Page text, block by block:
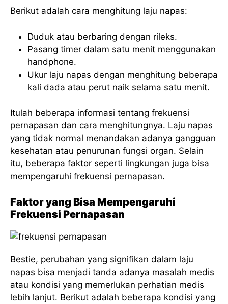
Berikut adalah cara menghitung laju napas:
Duduk atau berbaring dengan rileks.
Pasang timer dalam satu menit menggunakan
handphone.
Ukur laju napas dengan menghitung beberapa
kali dada atau perut naik selama satu menit.
Itulah beberapa informasi tentang frekuensi
pernapasan dan cara menghitungnya. Laju napas
yang tidak normal menandakan adanya gangguan
kesehatan atau penurunan fungsi organ. Selain
itu, beberapa faktor seperti lingkungan juga bisa
mempengaruhi frekuensi pernapasan.
Faktor yang Bisa Mempengaruhi
Frekuensi Pernapasan
Bestie, perubahan yang signifikan dalam laju
napas bisa menjadi tanda adanya masalah medis
atau kondisi yang memerlukan perhatian medis
lebih lanjut. Berikut adalah beberapa kondisi yang